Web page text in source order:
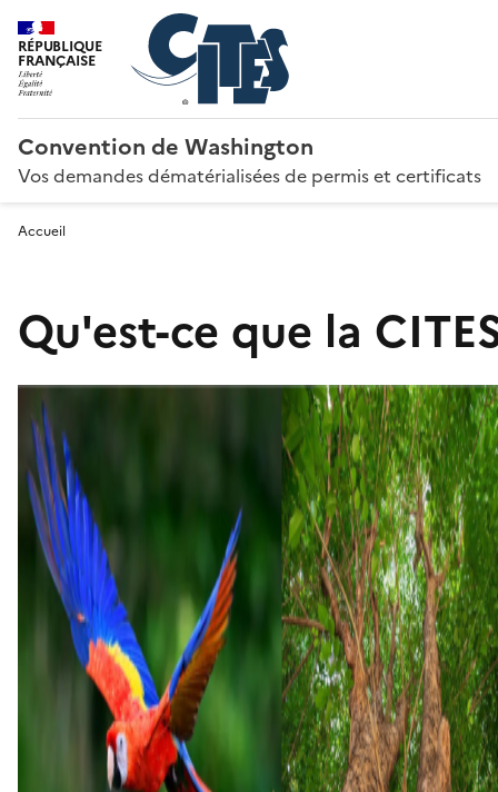
RÉPUBLIQUE
FRANÇAISE
Convention de Washington
Vos demandes dématérialisées de permis et certificats
Accueil
Qu'est-ce que la